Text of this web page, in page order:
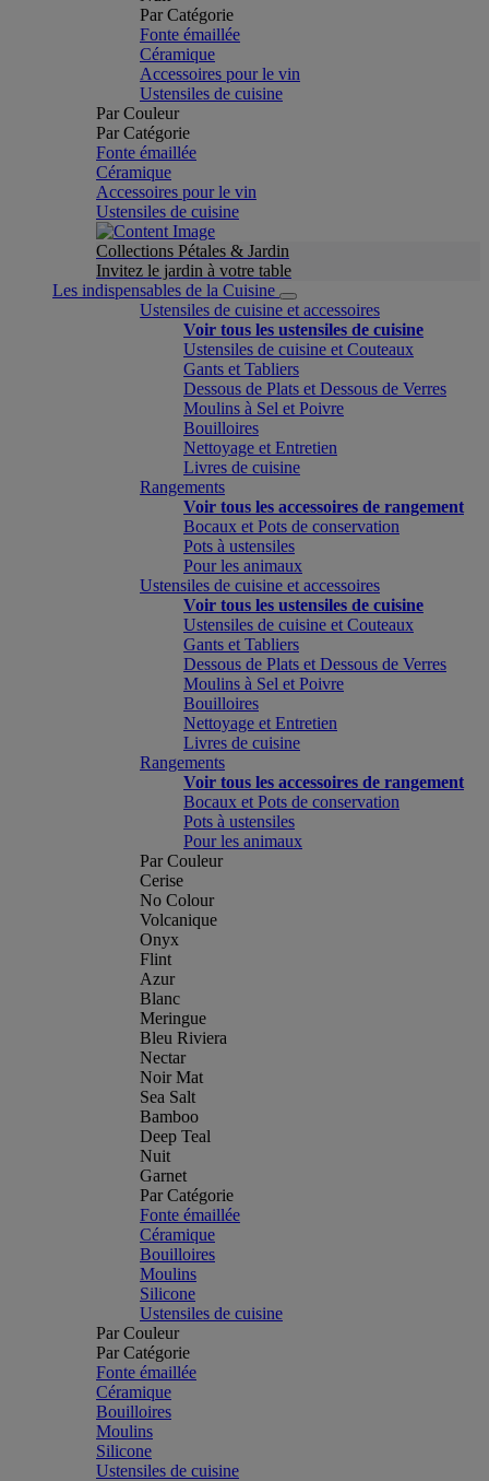
Par Catégorie
Fonte émaillée
Céramique
Accessoires pour le vin
Ustensiles de cuisine
Par Couleur
Par Catégorie
Fonte émaillée
Céramique
Accessoires pour le vin
Ustensiles de cuisine
Collections Pétales & Jardin
Invitez le jardin à votre table
Les indispensables de la Cuisine
Ustensiles de cuisine et accessoires
Voir tous les ustensiles de cuisine
Ustensiles de cuisine et Couteaux
Gants et Tabliers
Dessous de Plats et Dessous de Verres
Moulins à Sel et Poivre
Bouilloires
Nettoyage et Entretien
Livres de cuisine
Rangements
Voir tous les accessoires de rangement
Bocaux et Pots de conservation
Pots à ustensiles
Pour les animaux
Ustensiles de cuisine et accessoires
Voir tous les ustensiles de cuisine
Ustensiles de cuisine et Couteaux
Gants et Tabliers
Dessous de Plats et Dessous de Verres
Moulins à Sel et Poivre
Bouilloires
Nettoyage et Entretien
Livres de cuisine
Rangements
Voir tous les accessoires de rangement
Bocaux et Pots de conservation
Pots à ustensiles
Pour les animaux
Par Couleur
Cerise
No Colour
Volcanique
Onyx
Flint
Azur
Blanc
Meringue
Bleu Riviera
Nectar
Noir Mat
Sea Salt
Bamboo
Deep Teal
Nuit
Garnet
Par Catégorie
Fonte émaillée
Céramique
Bouilloires
Moulins
Silicone
Ustensiles de cuisine
Par Couleur
Par Catégorie
Fonte émaillée
Céramique
Bouilloires
Moulins
Silicone
Ustensiles de cuisine